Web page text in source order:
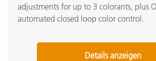
adjustments for up to 3 colorants, plus
automated closed loop color control.
Details anzeigen